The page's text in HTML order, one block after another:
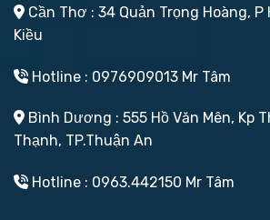
Cần Thơ : 34 Quản Trọng Hoàng,
Kiều
Hotline : 0976909013 Mr Tâm
Bình Dương : 555 Hồ Văn Mên, Kp
Thạnh, TP.Thuận An
Hotline : 0963.442150 Mr Tâm